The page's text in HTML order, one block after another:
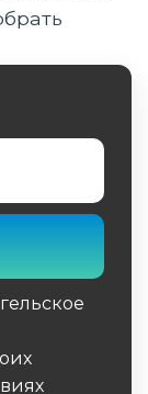
что
в
и